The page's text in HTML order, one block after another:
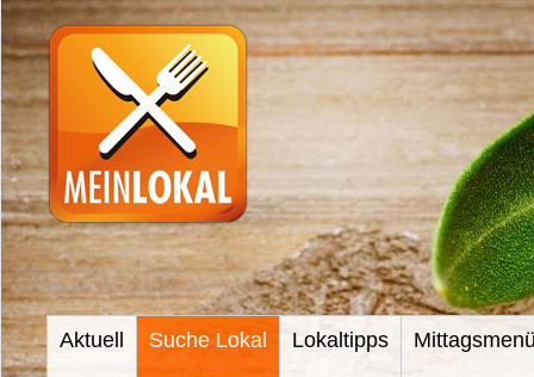
Aktuell Suche Lokal Lokaltipps